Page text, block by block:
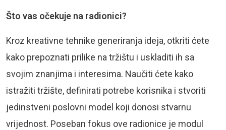
Što vas očekuje na radionici?
Kroz kreativne tehnike generiranja ideja, otkriti ćete
kako prepoznati prilike na tržištu i uskladiti ih sa
svojim znanjima i interesima. Naučiti ćete kako
istražiti tržište, definirati potrebe korisnika i stvoriti
jedinstveni poslovni model koji donosi stvarnu
vrijednost. Poseban fokus ove radionice je modul